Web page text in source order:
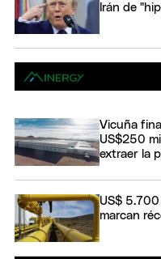
Irán de
Vicuña
US$250
extraer la
US$ 5.700
marcan